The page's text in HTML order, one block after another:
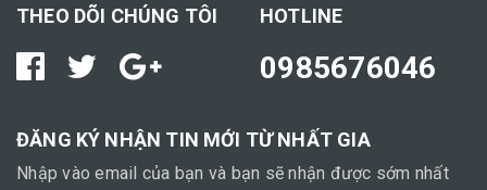
THEO DÕI CHÚNG TÔI HOTLINE
0985676046
ĐĂNG KÝ NHẬN TIN MỚI TỪ NHẤT GIA
Nhập vào email của bạn và bạn sẽ nhận được sớm nhất